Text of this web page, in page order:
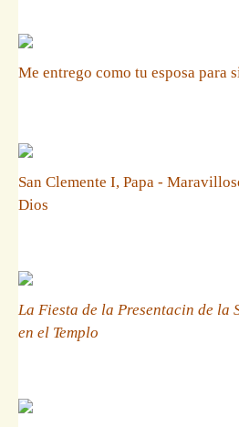
Me entrego como tu esposa para
San Clemente I, Papa -
Dios
La Fiesta de la Presentacin de la
en el Templo